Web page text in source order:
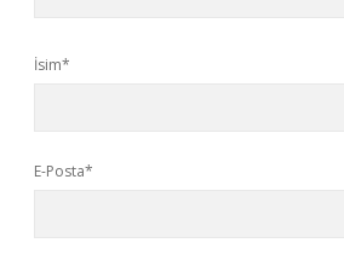
İsim*
E-Posta*